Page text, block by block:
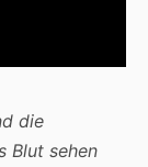
die
Blut sehen